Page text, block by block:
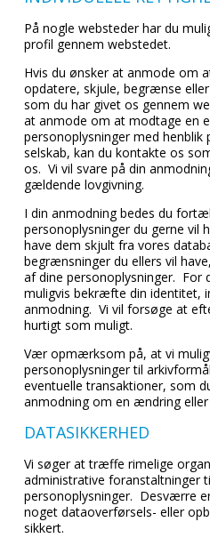
På nogle websteder har du
profil gennem webstedet.
Hvis du ønsker at anmode om
opdatere, skjule, begrænse
som du har givet os gennem
at anmode om at modtage en
personoplysninger med
selskab, kan du kontakte os
os. Vi vil svare på din
gældende lovgivning.
I din anmodning bedes du
personoplysninger du gerne vil
have dem skjult fra vores
begrænsninger du ellers vil
af dine personoplysninger. For
muligvis bekræfte din identitet,
anmodning. Vi vil forsøge at
hurtigt som muligt.
Vær opmærksom på, at vi
personoplysninger til
eventuelle transaktioner, som
anmodning om en ændring eller
DATASIKKERHED
Vi søger at træffe rimelige
administrative foranstaltninger
personoplysninger. Desværre
noget dataoverførsels- eller
sikkert.